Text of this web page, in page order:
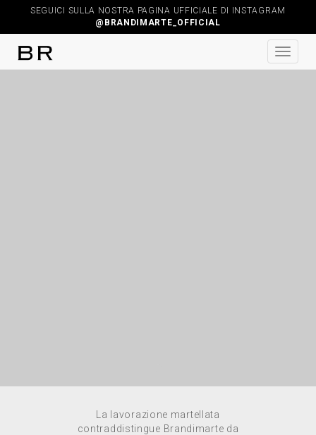
SEGUICI SULLA NOSTRA PAGINA UFFICIALE DI INSTAGRAM
@BRANDIMARTE_OFFICIAL
La lavorazione martellata
contraddistingue Brandimarte da